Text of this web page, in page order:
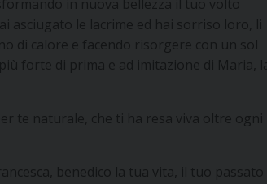
in nuova bellezza il tuo volto
asciugato le lacrime ed hai sorriso loro, li
di calore e facendo risorgere con un sol
forte di prima e ad imitazione di Maria, la
te naturale, che ti ha resa viva oltre ogni
benedico la tua vita, il tuo passato